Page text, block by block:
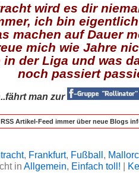
wird es dir
ich bin
machen auf Dauer
mich wie Jahre
in der Liga und was
noch passiert
man zur
Artikel-Feed immer über neue Blogs
, Frankfurt, Fußball ,
in Allgemein, Einfach toll!